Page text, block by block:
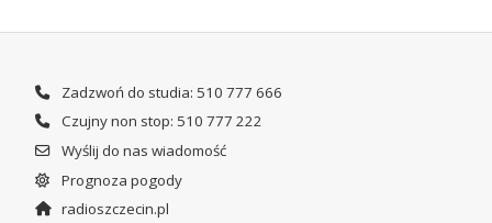
Zadzwoń do studia: 510 777 666
Czujny non stop: 510 777 222
Wyślij do nas wiadomość
Prognoza pogody
radioszczecin.pl